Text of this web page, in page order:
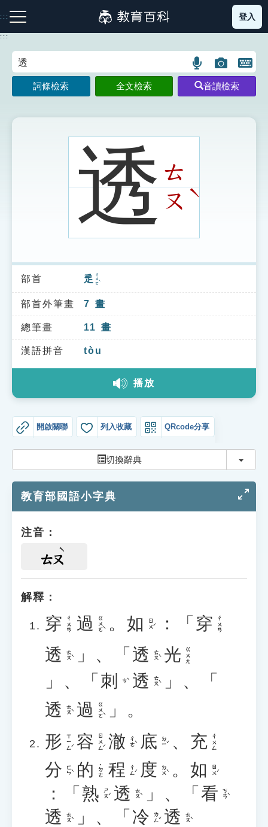
到
主
:::
注音索引圖示 筆畫索引圖示 部首索引表圖示
索引選單
知識索引
單字索引
生命大百科索引
登入
:::
語
言
搜
示
圖
片
搜
開
鍵
圖
詞條檢索 全文檢索 音讀檢索
透ㄊ
ㄡˋ
部首 辵 ㄔㄨㄛˋ
部首外筆畫 7 畫
總筆畫 11 畫
漢語拼音 tòu
播放
開啟關聯 列入收藏 QRcode分享
切換辭典 切換
教育部國語小字典
注音：
ㄊㄡ
解釋：
穿 ㄔㄨㄢ 過 ㄍㄨㄛˋ 。 如 ㄖㄨˊ ：「 穿 ㄔㄨㄢ
透 ㄊㄡˋ 」、「 透 ㄊㄡˋ 光 ㄍㄨㄤ
」、「 刺 ㄘˋ 透 ㄊㄡˋ
」、「
透 ㄊㄡˋ 過 ㄍㄨㄛˋ
」。
形 ㄒㄧㄥˊ 容 ㄖㄨㄥˊ 澈 ㄔㄜˋ 底 ㄉㄧˇ 、 充 ㄔㄨㄥ
分 ㄈㄣˋ 的 ˙ㄉㄜ 程 ㄔㄥˊ 度 ㄉㄨˋ 。 如 ㄖㄨˊ
：「 熟 ㄕㄡˊ 透 ㄊㄡˋ 」、「 看 ㄎㄢˋ
透 ㄊㄡˋ 」、「 冷 ㄌㄥˇ 透 ㄊㄡˋ